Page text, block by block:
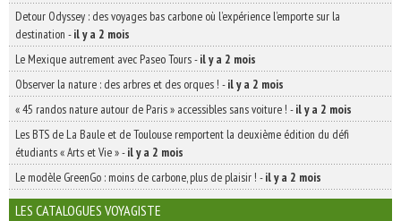
Detour Odyssey : des voyages bas carbone où l’expérience l’emporte sur la
destination -il y a 2 mois
Le Mexique autrement avec Paseo Tours-il y a 2 mois
Observer la nature : des arbres et des orques ! -il y a 2 mois
« 45 randos nature autour de Paris » accessibles sans voiture ! -il y a 2 mois
Les BTS de La Baule et de Toulouse remportent la deuxième édition du défi
étudiants « Arts et Vie »-il y a 2 mois
Le modèle GreenGo : moins de carbone, plus de plaisir ! -il y a 2 mois
LES CATALOGUES VOYAGISTE